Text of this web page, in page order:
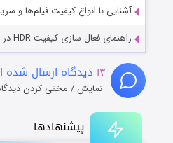
پیشنهادها
آشنایی با انواع کیفیت فیلم‌ها و
راهنمای فعال سازی کیفیت HDR در PotPlayer
۱۳ دیدگاه ارسال شده
نمایش / مخفی کردن